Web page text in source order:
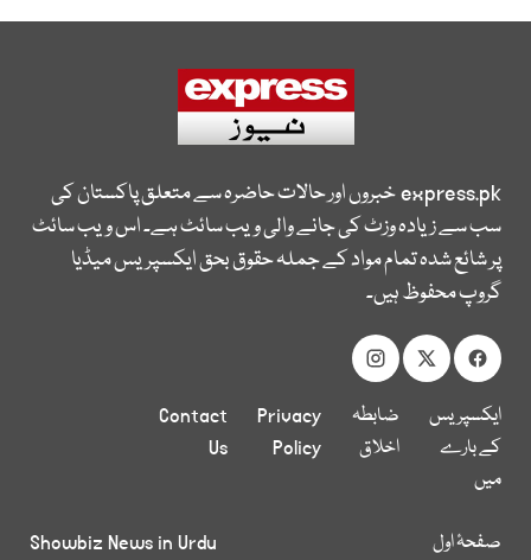
express.pkخبروں اور حالات حاضرہ سے متعلق پاکستان کی
سب سے زیادہ وزٹ کی جانے والی ویب سائٹ ہے۔ اس ویب سائٹ
پر شائع شدہ تمام مواد کے جملہ حقوق بحق ایکسپریس میڈیا
گروپ محفوظ ہیں۔
ایکسپریس
کے بارے
میں
ضابطہ
اخلاق
Privacy
Policy
Contact
Us
صفحۂ اول
Showbiz News in Urdu